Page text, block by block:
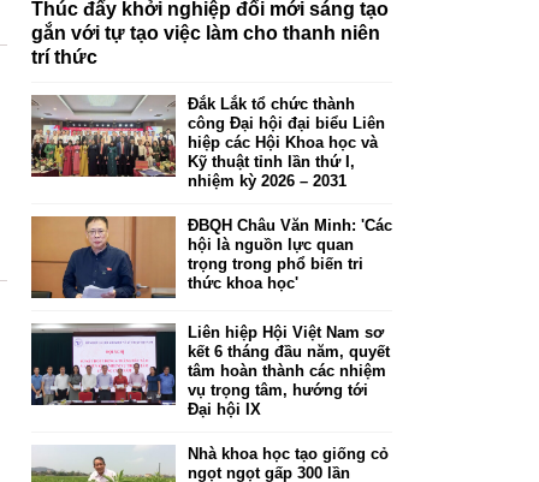
Thúc đẩy khởi nghiệp đổi mới sáng tạo
gắn với tự tạo việc làm cho thanh niên
trí thức
Đắk Lắk tổ chức thành
công Đại hội đại biểu Liên
hiệp các Hội Khoa học và
Kỹ thuật tỉnh lần thứ I,
nhiệm kỳ 2026 – 2031
ĐBQH Châu Văn Minh: 'Các
hội là nguồn lực quan
trọng trong phổ biến tri
thức khoa học'
Liên hiệp Hội Việt Nam sơ
kết 6 tháng đầu năm, quyết
tâm hoàn thành các nhiệm
vụ trọng tâm, hướng tới
Đại hội IX
Nhà khoa học tạo giống cỏ
ngọt ngọt gấp 300 lần